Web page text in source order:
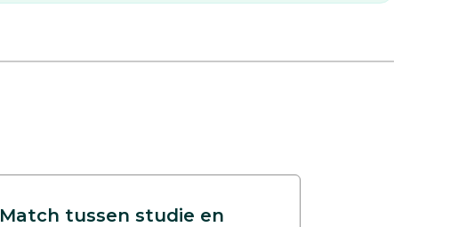
Match tussen studie en